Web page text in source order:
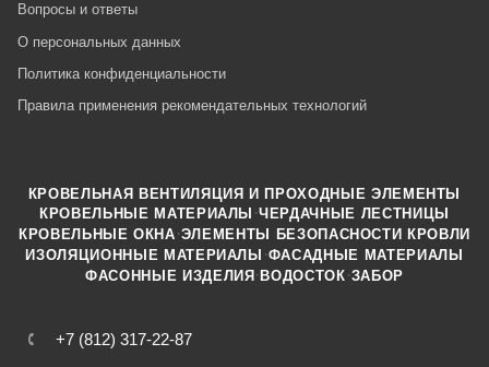
Вопросы и ответы
О персональных данных
Политика конфиденциальности
Правила применения рекомендательных технологий
+7 (812) 317-22-87
КРОВЕЛЬНАЯ ВЕНТИЛЯЦИЯ И ПРОХОДНЫЕ ЭЛЕМЕНТЫ
КРОВЕЛЬНЫЕ МАТЕРИАЛЫ ·ЧЕРДАЧНЫЕ ЛЕСТНИЦЫ
КРОВЕЛЬНЫЕ ОКНА ·ЭЛЕМЕНТЫ БЕЗОПАСНОСТИ КРОВЛИ
ИЗОЛЯЦИОННЫЕ МАТЕРИАЛЫ ·ФАСАДНЫЕ МАТЕРИАЛЫ
ФАСОННЫЕ ИЗДЕЛИЯ ·ВОДОСТОК ·ЗАБОР